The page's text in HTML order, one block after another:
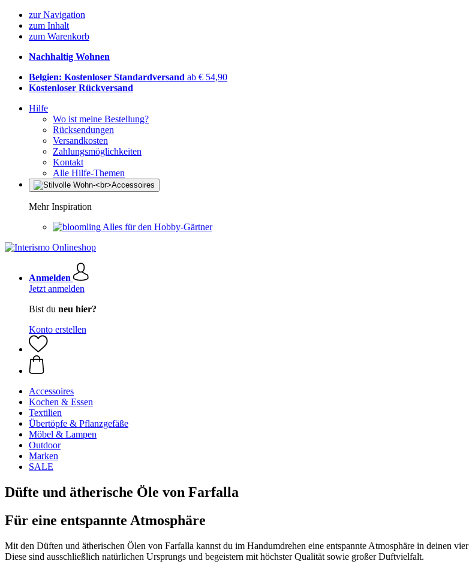
zur Navigation
zum Inhalt
zum Warenkorb
Nachhaltig Wohnen
Belgien: Kostenloser Standardversand ab € 54,90
Kostenloser Rückversand
Hilfe
Wo ist meine Bestellung?
Rücksendungen
Versandkosten
Zahlungsmöglichkeiten
Kontakt
Alle Hilfe-Themen
Mehr Inspiration
Alles für den Hobby-Gärtner
Anmelden
Jetzt anmelden
Bist du neu hier?
Konto erstellen
Accessoires
Kochen & Essen
Textilien
Übertöpfe & Pflanzgefäße
Möbel & Lampen
Outdoor
Marken
SALE
Düfte und ätherische Öle von Farfalla
Für eine entspannte Atmosphäre
Mit den Düften und ätherischen Ölen von Farfalla kannst du im Handumdrehen eine entspannte Atmosphäre in deinen
Diese sind ausschließlich natürlichen Ursprungs und begeistern mit höchster Qualität sowie großer Duftvielfalt.